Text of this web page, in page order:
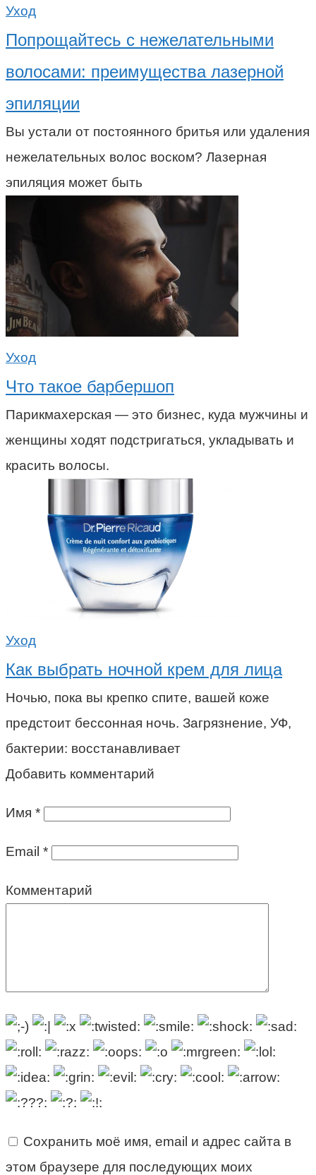
Уход
Попрощайтесь с нежелательными
волосами: преимущества лазерной
эпиляции
Вы устали от постоянного бритья или удаления
нежелательных волос воском? Лазерная
эпиляция может быть
Уход
Что такое барбершоп
Парикмахерская — это бизнес, куда мужчины и
женщины ходят подстригаться, укладывать и
красить волосы.
Уход
Как выбрать ночной крем для лица
Ночью, пока вы крепко спите, вашей коже
предстоит бессонная ночь. Загрязнение, УФ,
бактерии: восстанавливает
Добавить комментарий
Имя *
Email *
Комментарий
Сохранить моё имя, email и адрес сайта в
этом браузере для последующих моих